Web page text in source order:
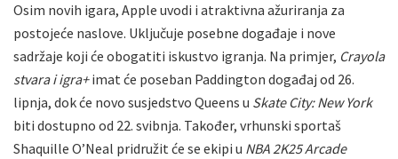
Osim novih igara, Apple uvodi i atraktivna ažuriranja za
postojeće naslove. Uključuje posebne događaje i nove
sadržaje koji će obogatiti iskustvo igranja. Na primjer, Crayola
stvara i igra+imat će poseban Paddington događaj od 26.
lipnja, dok će novo susjedstvo Queens u Skate City: New York
biti dostupno od 22. svibnja. Također, vrhunski sportaš
Shaquille O’Neal pridružit će se ekipi u NBA 2K25 Arcade